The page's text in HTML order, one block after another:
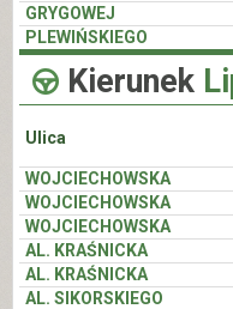
GRYGOWEJ
PLEWIŃSKIEGO
Kierunek
Ulica
WOJCIECHOWSKA
WOJCIECHOWSKA
WOJCIECHOWSKA
AL. KRAŚNICKA
AL. KRAŚNICKA
AL. SIKORSKIEGO